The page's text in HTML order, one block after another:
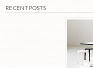
RECENT POSTS